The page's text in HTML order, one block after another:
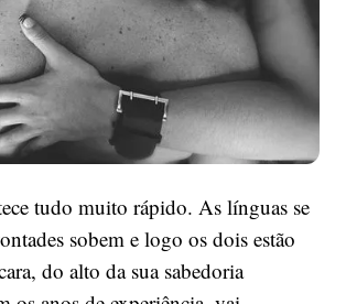
tudo muito rápido. As línguas se
sobem e logo os dois estão
do alto da sua sabedoria